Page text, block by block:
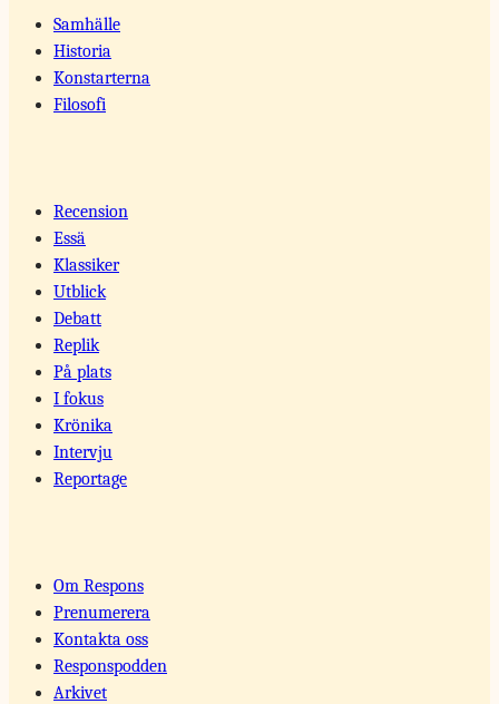
Samhälle
Historia
Konstarterna
Filosofi
Recension
Essä
Klassiker
Utblick
Debatt
Replik
På plats
I fokus
Krönika
Intervju
Reportage
Om Respons
Prenumerera
Kontakta oss
Responspodden
Arkivet